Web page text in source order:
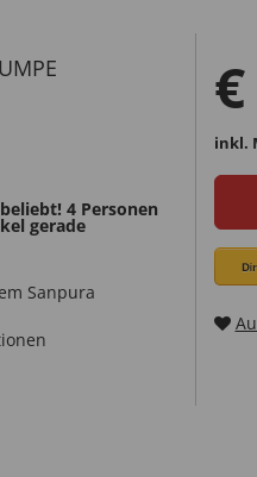
4 Personen
gerade
Sanpura
€
inkl.